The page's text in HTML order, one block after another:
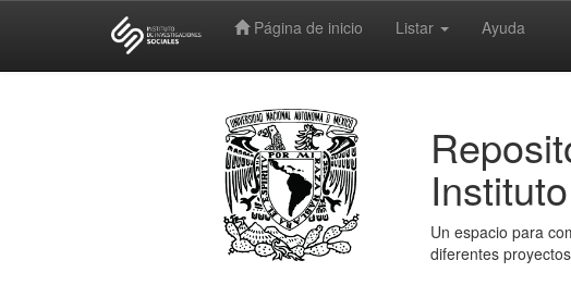
Página de inicio Listar Ayuda
Un espacio para
diferentes